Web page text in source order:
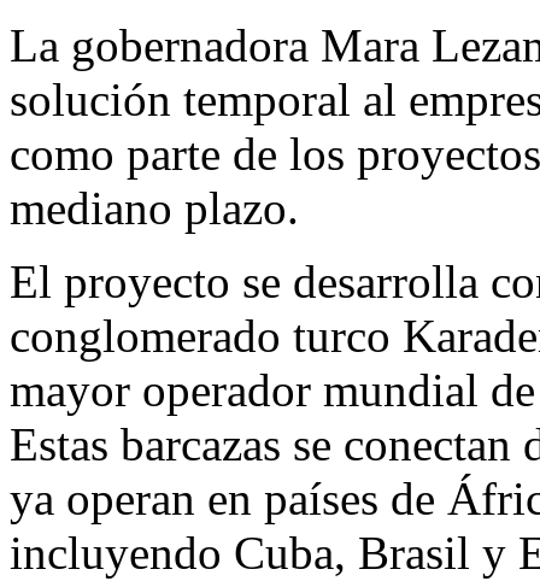
La gobernadora Mara
solución temporal al
como parte de los
mediano plazo.
El proyecto se desarrolla
conglomerado turco
mayor operador mundial
Estas barcazas se
ya operan en países de
incluyendo Cuba, Brasil y